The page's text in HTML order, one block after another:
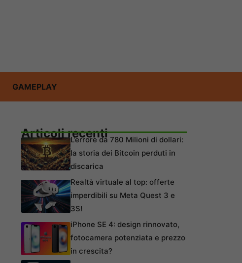
GAMEPLAY
Articoli recentiL’errore da 780 Milioni di dollari:
la storia dei Bitcoin perduti in
discarica
Realtà virtuale al top: offerte
imperdibili su Meta Quest 3 e
3S!
iPhone SE 4: design rinnovato,
fotocamera potenziata e prezzo
in crescita?